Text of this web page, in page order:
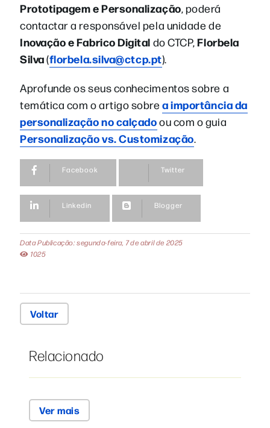
Prototipagem e Personalização, poderá
contactar a responsável pela unidade de
Inovação e Fabrico Digital do CTCP,Florbela
Silva(florbela.silva@ctcp.pt).
Aprofunde os seus conhecimentos sobre a
temática com o artigo sobrea importância da
personalização no calçadoou com o guia
Personalização vs. Customização.
Facebook Twitter
Linkedin Blogger
Data Publicação: segunda-feira, 7 de abril de 2025
1025
Voltar
Relacionado
Ver mais